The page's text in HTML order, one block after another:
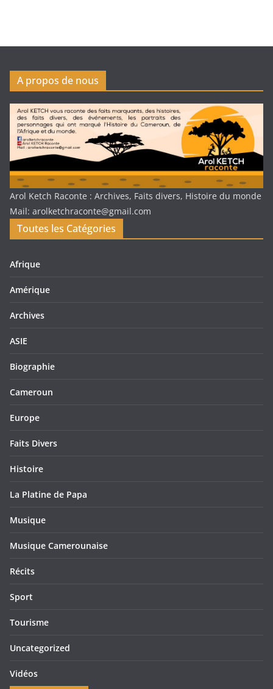
A propos de nous
Arol Ketch Raconte : Archives, Faits divers, Histoire du monde
Mail: arolketchraconte@gmail.com
Toutes les Catégories
Afrique
Amérique
Archives
ASIE
Biographie
Cameroun
Europe
Faits Divers
Histoire
La Platine de Papa
Musique
Musique Camerounaise
Récits
Sport
Tourisme
Uncategorized
Vidéos